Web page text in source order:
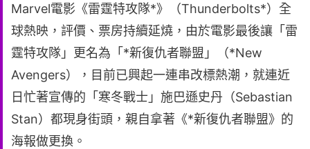
Marvel電影《雷霆特攻隊*》（Thunderbolts*）全
球熱映，評價、票房持續延燒，由於電影最後讓「雷
霆特攻隊」更名為「*新復仇者聯盟」（*New
Avengers），目前已興起一連串改標熱潮，就連近
日忙著宣傳的「寒冬戰士」施巴遜史丹（Sebastian
Stan）都現身街頭，親自拿著《*新復仇者聯盟》的
海報做更換。